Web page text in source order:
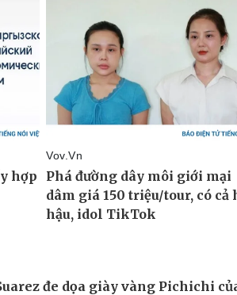
đe dọa giày vàng Pichichi